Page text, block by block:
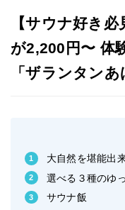
【サウナ好き
が2,200円〜 体
「ザランタン
大自然を堪能出
選べる３種のゆ
サウナ飯